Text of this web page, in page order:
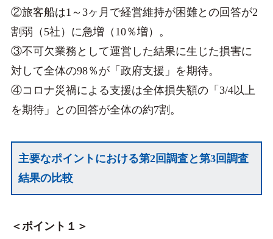
②旅客船は1～3ヶ月で経営維持が困難との回答が2
割弱（5社）に急増（10％増）。
③不可欠業務として運営した結果に生じた損害に
対して全体の98％が「政府支援」を期待。
④コロナ災禍による支援は全体損失額の「3/4以上
を期待」との回答が全体の約7割。
主要なポイントにおける第2回調査と第3回調査
結果の比較
＜ポイント１＞